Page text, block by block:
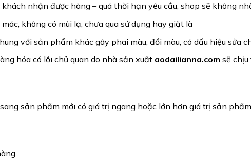
nhận được hàng – quá thời hạn yêu cầu, shop sẽ không
không có mùi lạ, chưa qua sử dụng hay giặt là
với sản phẩm khác gây phai màu, đổi màu, có dấu hiệu sửa
hóa có lỗi chủ quan do nhà sản xuất aodailianna.com sẽ
sản phẩm mới có giá trị ngang hoặc lớn hơn giá trị sản